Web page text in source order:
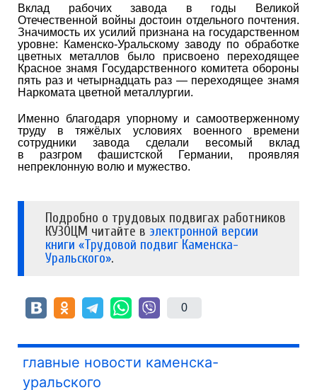
Вклад рабочих завода в годы Великой
Отечественной войны достоин отдельного почтения.
Значимость их усилий признана на государственном
уровне: Каменско-Уральскому заводу по обработке
цветных металлов было присвоено переходящее
Красное знамя Государственного комитета обороны
пять раз и четырнадцать раз — переходящее знамя
Наркомата цветной металлургии.
Именно благодаря упорному и самоотверженному
труду в тяжёлых условиях военного времени
сотрудники завода сделали весомый вклад
в разгром фашистской Германии, проявляя
непреклонную волю и мужество.
Подробно о трудовых подвигах работников
КУЗОЦМ читайте в электронной версии
книги «Трудовой подвиг Каменска-
Уральского».
0
главные новости каменска-
уральского